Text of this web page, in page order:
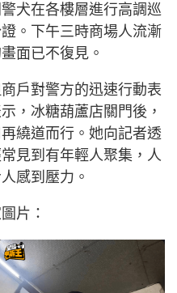
犬在各樓層進行高調巡
。下午三時商場人流漸
面已不復見。
戶對警方的迅速行動表
，冰糖葫蘆店關門後，
繞道而行。她向記者透
見到有年輕人聚集，人
感到壓力。
片：